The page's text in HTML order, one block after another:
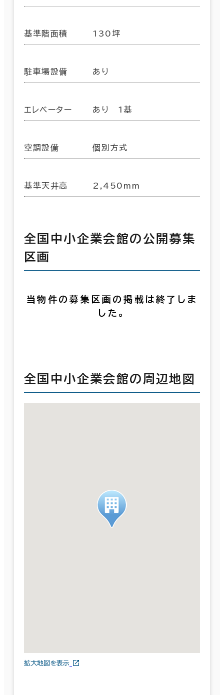
基準階面積 130坪
駐車場設備 あり
エレベーター あり 1基
空調設備 個別方式
基準天井高 2,450mm
全国中小企業会館の公開募集
区画
当物件の募集区画の掲載は終了しま
した。
全国中小企業会館の周辺地図
拡大地図を表示